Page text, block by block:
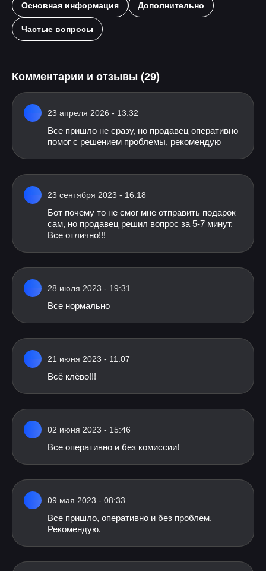
Основная информация Дополнительно
Частые вопросы
Комментарии и отзывы (29)
23 апреля 2026 - 13:32
Все пришло не сразу, но продавец оперативно
помог с решением проблемы, рекомендую
23 сентября 2023 - 16:18
Бот почему то не смог мне отправить подарок
сам, но продавец решил вопрос за 5-7 минут.
Все отлично!!!
28 июля 2023 - 19:31
Все нормально
21 июня 2023 - 11:07
Всё клёво!!!
02 июня 2023 - 15:46
Все оперативно и без комиссии!
09 мая 2023 - 08:33
Все пришло, оперативно и без проблем.
Рекомендую.